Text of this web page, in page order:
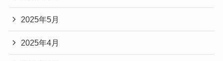
2025年5月
2025年4月